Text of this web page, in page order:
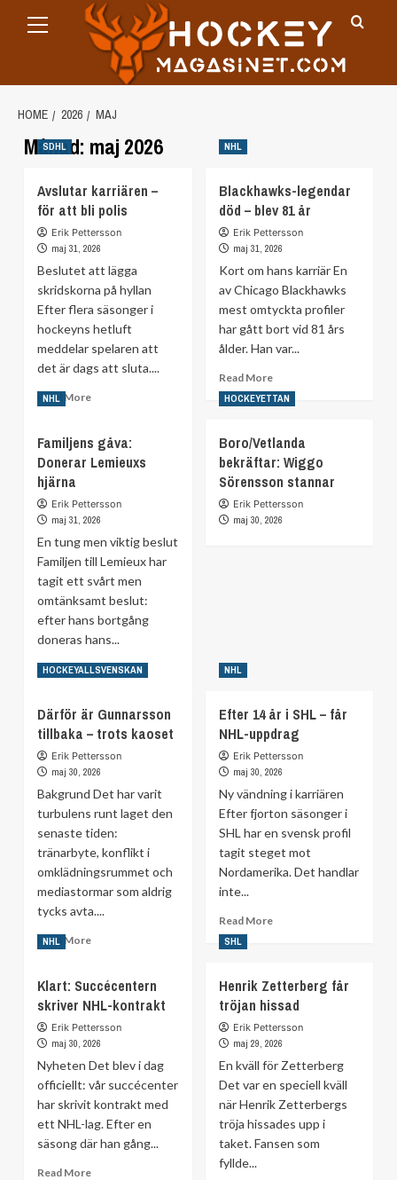
Menu
HOME 2026 MAJ
Månad: maj 2026
SDHL
Avslutar karriären –
för att bli polis
Erik Pettersson
maj 31, 2026
Beslutet att lägga
skridskorna på hyllan
Efter flera säsonger i
hockeyns hetluft
meddelar spelaren att
det är dags att sluta....
Read MoreRead
Avslutar
karriären
polis
NHL
Blackhawks-legendar
död – blev 81 år
Erik Pettersson
maj 31, 2026
Kort om hans karriär En
av Chicago Blackhawks
mest omtyckta profiler
har gått bort vid 81 års
ålder. Han var...
Read MoreRead
more
about
legendar
död
81
år
NHL
Familjens gåva:
Donerar Lemieuxs
hjärna
Erik Pettersson
maj 31, 2026
En tung men viktig beslut
Familjen till Lemieux har
tagit ett svårt men
omtänksamt beslut:
efter hans bortgång
doneras hans...
Read MoreRead
Familjens
gåva:
Lemieuxs
HOCKEYETTAN
Boro/Vetlanda
bekräftar: Wiggo
Sörensson stannar
Erik Pettersson
maj 30, 2026
HOCKEYALLSVENSKAN
Därför är Gunnarsson
tillbaka – trots kaoset
Erik Pettersson
maj 30, 2026
Bakgrund Det har varit
turbulens runt laget den
senaste tiden:
tränarbyte, konflikt i
omklädningsrummet och
mediastormar som aldrig
tycks avta....
Read MoreRead
Därför
är
tillbaka
trots
kaoset
NHL
Efter 14 år i SHL – får
NHL-uppdrag
Erik Pettersson
maj 30, 2026
Ny vändning i karriären
Efter fjorton säsonger i
SHL har en svensk profil
tagit steget mot
Nordamerika. Det handlar
inte...
Read MoreRead
14
år
får
NHL-
uppdrag
NHL
Klart: Succécentern
skriver NHL-kontrakt
Erik Pettersson
maj 30, 2026
Nyheten Det blev i dag
officiellt: vår succécenter
har skrivit kontrakt med
ett NHL-lag. Efter en
säsong där han gång...
Read MoreRead
SHL
Henrik Zetterberg får
tröjan hissad
Erik Pettersson
maj 29, 2026
En kväll för Zetterberg
Det var en speciell kväll
när Henrik Zetterbergs
tröja hissades upp i
taket. Fansen som
fyllde...